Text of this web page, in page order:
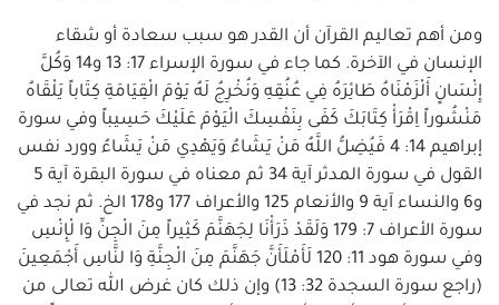
ومن أهم تعاليم القرآن أن القدر هو سبب سعادة أو شقاء
الإنسان في الآخرة. كما جاء في سورة الإسراء 17: 13 و14 وَكُلَّ
إِنْسَانٍ أَلْزَمْنَاهُ طَائِرَهُ فِي عُنُقِهِ وَنُخْرِجُ لَهُ يَوْمَ الْقِيَامَةِ كِتَاباً يَلْقَاهُ
مَنْشُوراً اِقْرَأْ كِتَابَكَ كَفَى بِنَفْسِكَ الْيَوْمَ عَلَيْكَ حَسِيباً وفي سورة
إبراهيم 14: 4 فَيُضِلُّ اللَّهُ مَنْ يَشَاءُ وَيَهْدِي مَنْ يَشَاءُ وورد نفس
القول في سورة المدثر آية 34 ثم معناه في سورة البقرة آية 5
و6 والنساء آية 9 والأنعام 125 والأعراف 177 و178 الخ. ثم نجد في
سورة الأعراف 7: 179 وَلَقَدْ ذَرَأْنَا لِجَهَنَّمَ كَثِيراً مِنَ الْجِنِّ وَا لْإِنْسِ
وفي سورة هود 11: 120 لَأَمْلَأَنَّ جَهَنَّمَ مِنَ الْجِنَّةِ وَا لنَّاسِ أَجْمَعِينَ
(راجع سورة السجدة 32: 13) وإن ذلك كان غرض الله تعالى من